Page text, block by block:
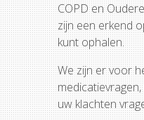
COPD en
zijn een erkend
kunt ophalen.
We zijn er voor
uw klachten